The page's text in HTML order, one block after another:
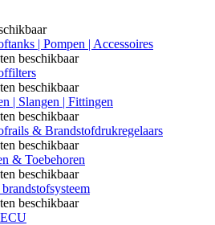
| Pompen | Accessoires
beschikbaar
beschikbaar
| Slangen | Fittingen
beschikbaar
& Brandstofdrukregelaars
beschikbaar
& Toebehoren
beschikbaar
beschikbaar